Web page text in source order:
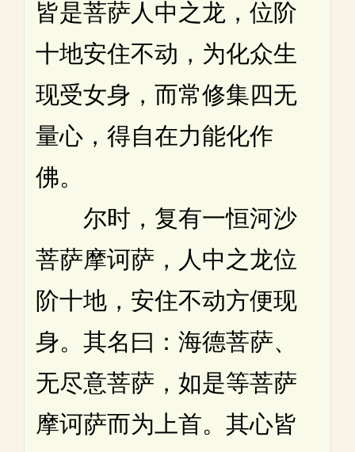
皆是菩萨人中之龙，位阶
十地安住不动，为化众生
现受女身，而常修集四无
量心，得自在力能化作
佛。
尔时，复有一恒河沙
菩萨摩诃萨，人中之龙位
阶十地，安住不动方便现
身。其名曰：海德菩萨、
无尽意菩萨，如是等菩萨
摩诃萨而为上首。其心皆